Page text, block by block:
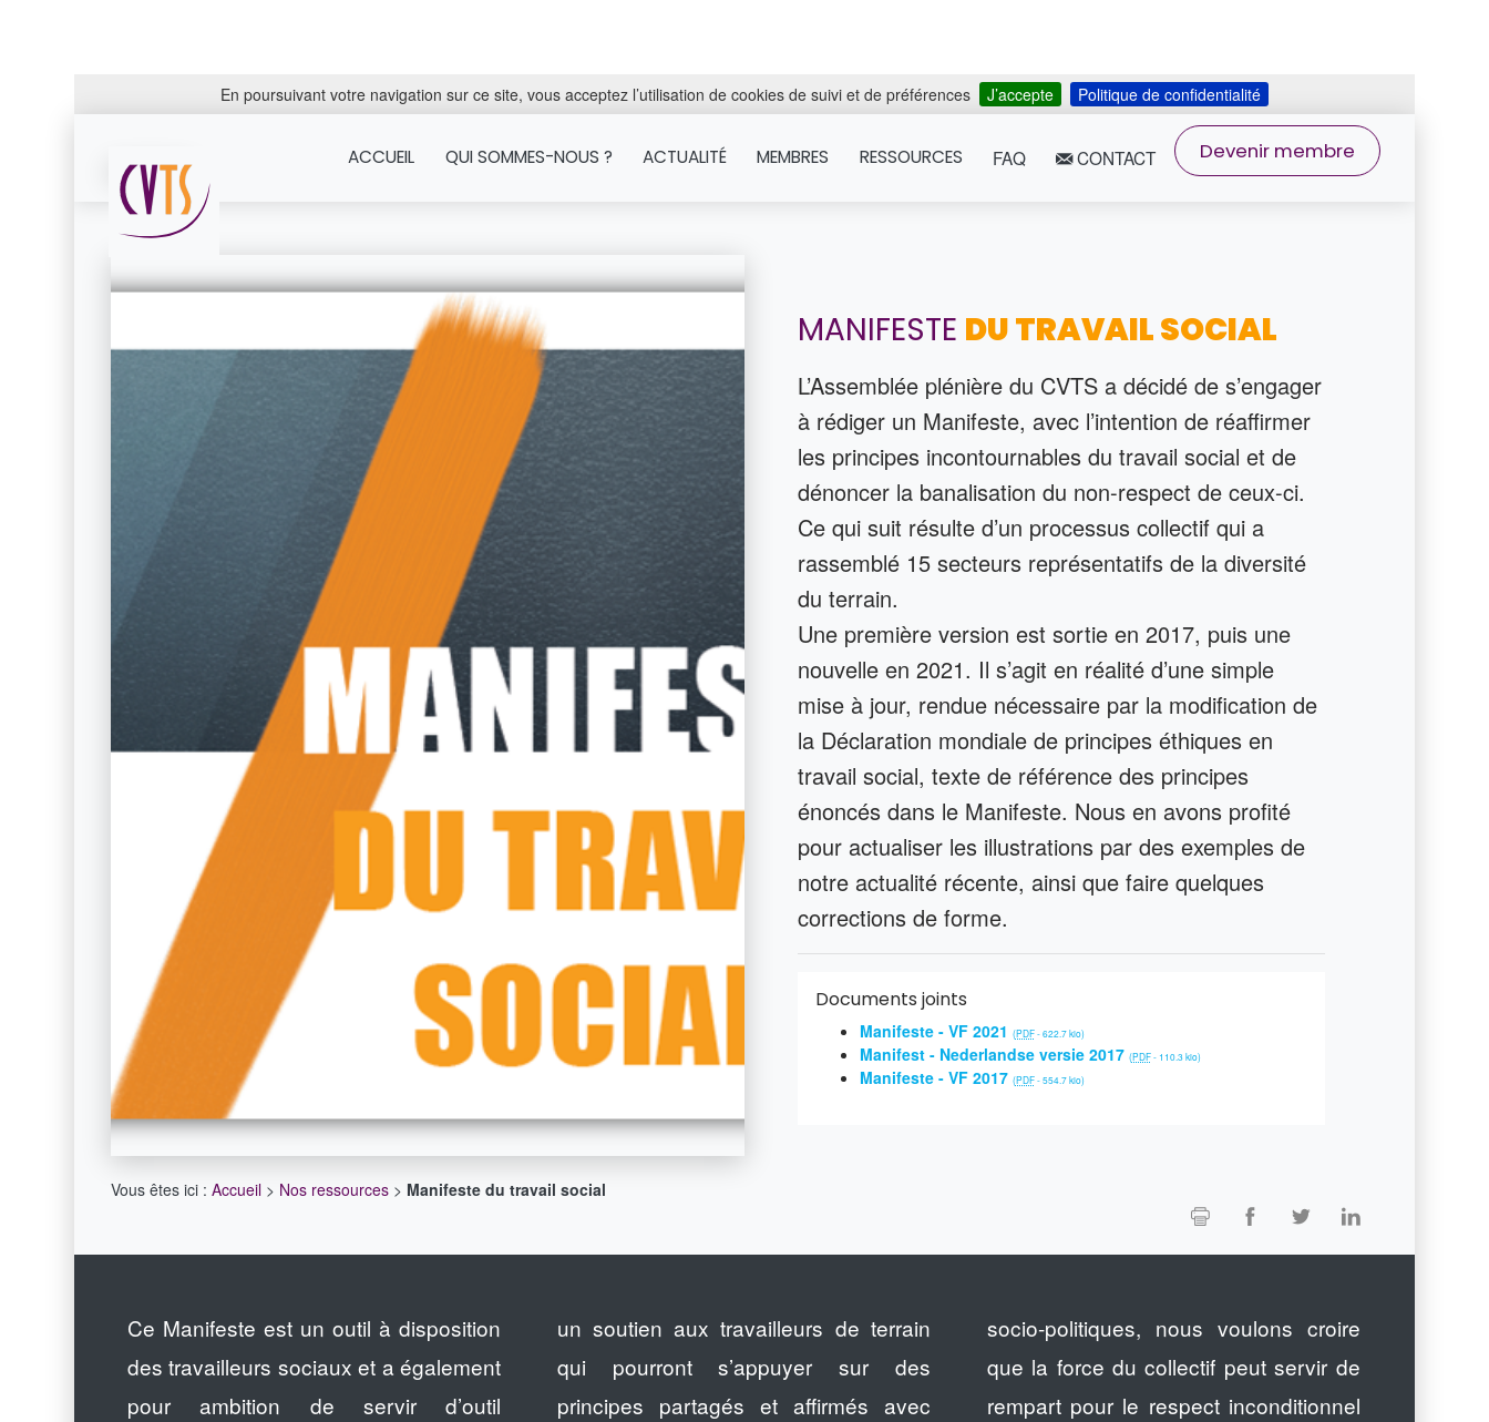
En poursuivant votre navigation sur ce site, vous acceptez l’utilisation de cookies de suivi et de préférences J’accepte Politique de confidentialité
ACCUEIL QUI SOMMES-NOUS ? ACTUALITÉ MEMBRES RESSOURCES FAQ CONTACT Devenir membre
MANIFESTE DU TRAVAIL SOCIAL
L’Assemblée plénière du CVTS a décidé de s’engager
à rédiger un Manifeste, avec l’intention de réaffirmer
les principes incontournables du travail social et de
dénoncer la banalisation du non-respect de ceux-ci.
Ce qui suit résulte d’un processus collectif qui a
rassemblé 15 secteurs représentatifs de la diversité
du terrain.
Une première version est sortie en 2017, puis une
nouvelle en 2021. Il s’agit en réalité d’une simple
mise à jour, rendue nécessaire par la modification de
la Déclaration mondiale de principes éthiques en
travail social, texte de référence des principes
énoncés dans le Manifeste. Nous en avons profité
pour actualiser les illustrations par des exemples de
notre actualité récente, ainsi que faire quelques
corrections de forme.
Documents joints
Manifeste - VF 2021 (PDF-622.7 kio)
Manifest - Nederlandse versie 2017 (PDF- 110.3 kio)
Manifeste - VF 2017 (PDF-554.7 kio)
Vous êtes ici :Accueil > Nos ressources > Manifeste du travail social
Ce Manifeste est un outil à disposition
des travailleurs sociaux et a également
pour ambition de servir d’outil
un soutien aux travailleurs de terrain
qui pourront s’appuyer sur des
principes partagés et affirmés avec
socio-politiques, nous voulons croire
que la force du collectif peut servir de
rempart pour le respect inconditionnel